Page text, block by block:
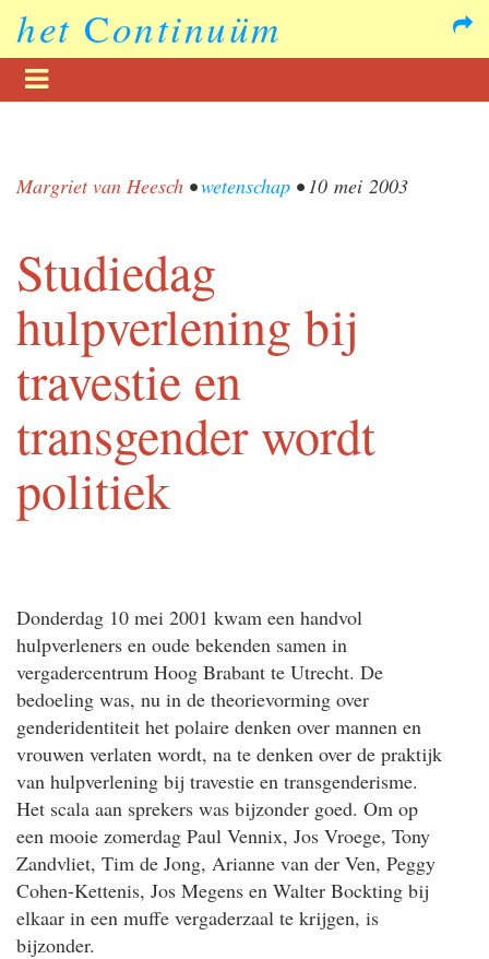
het Continuüm
Margriet van Heesch •wetenschap • 10 mei 2003
Studiedag
hulpverlening bij
travestie en
transgender wordt
politiek
Donderdag 10 mei 2001 kwam een handvol
hulpverleners en oude bekenden samen in
vergadercentrum Hoog Brabant te Utrecht. De
bedoeling was, nu in de theorievorming over
genderidentiteit het polaire denken over mannen en
vrouwen verlaten wordt, na te denken over de praktijk
van hulpverlening bij travestie en transgenderisme.
Het scala aan sprekers was bijzonder goed. Om op
een mooie zomerdag Paul Vennix, Jos Vroege, Tony
Zandvliet, Tim de Jong, Arianne van der Ven, Peggy
Cohen-Kettenis, Jos Megens en Walter Bockting bij
elkaar in een muffe vergaderzaal te krijgen, is
bijzonder.